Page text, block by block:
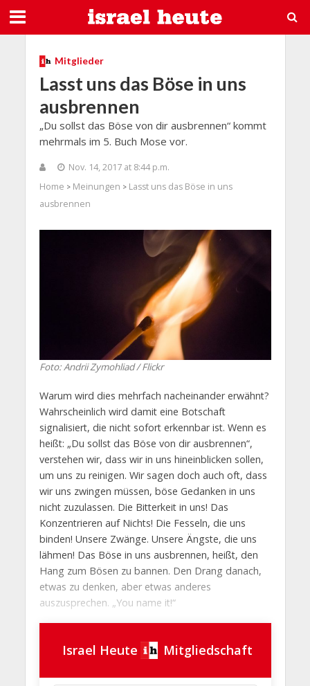
Mitglieder
Lasst uns das Böse in uns
ausbrennen
„Du sollst das Böse von dir ausbrennen“ kommt
mehrmals im 5. Buch Mose vor.
Nov. 14, 2017 at 8:44 p.m.
Home > Meinungen > Lasst uns das Böse in uns
ausbrennen
Foto: Andrii Zymohliad / Flickr
Warum wird dies mehrfach nacheinander erwähnt?
Wahrscheinlich wird damit eine Botschaft
signalisiert, die nicht sofort erkennbar ist. Wenn es
heißt: „Du sollst das Böse von dir ausbrennen“,
verstehen wir, dass wir in uns hineinblicken sollen,
um uns zu reinigen. Wir sagen doch auch oft, dass
wir uns zwingen müssen, böse Gedanken in uns
nicht zuzulassen. Die Bitterkeit in uns! Das
Konzentrieren auf Nichts! Die Fesseln, die uns
binden! Unsere Zwänge. Unsere Ängste, die uns
lähmen! Das Böse in uns ausbrennen, heißt, den
Hang zum Bösen zu bannen. Den Drang danach,
etwas zu denken, aber etwas anderes
auszusprechen. „You name it!“
Israel Heute Mitgliedschaft